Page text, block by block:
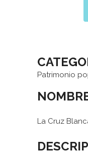
Patrimonio
La Cruz